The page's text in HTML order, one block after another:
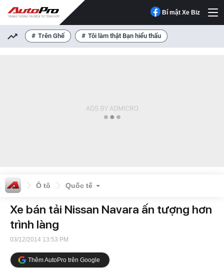
Bí mật Xe Biz
Trên Ghế Tôi làm thật Bạn hiểu thấu
Ô tô Quốc tế
Xe bán tải Nissan Navara ấn tượng hơn
trình làng
03/12/2014 13:53 PM
Thêm AutoPro trên Google